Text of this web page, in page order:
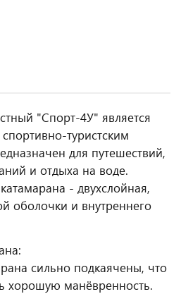
"Спорт-4У" является
туристским
для путешествий,
и отдыха на воде.
- двухслойная,
оболочки и внутреннего
сильно подкаячены, что
хорошую манёвренность.